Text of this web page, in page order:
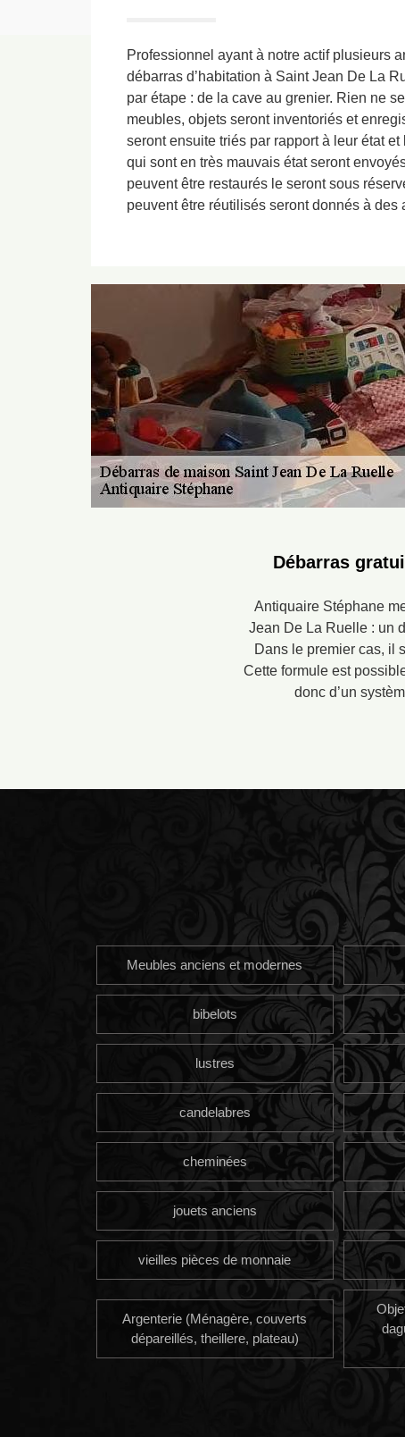
Professionnel ayant à notre actif plusieurs
débarras d’habitation à Saint Jean De La
par étape : de la cave au grenier. Rien ne
meubles, objets seront inventoriés et
seront ensuite triés par rapport à leur état
qui sont en très mauvais état seront
peuvent être restaurés le seront sous
peuvent être réutilisés seront donnés à des
Débarras
Antiquaire Stéphane
Jean De La Ruelle : un
Dans le premier cas, il
Cette formule est
donc d’un
Meubles anciens et modernes
bibelots
lustres
candelabres
cheminées
jouets anciens
vieilles pièces de monnaie
Argenterie (Ménagère, couverts
dépareillés, theillere, plateau)